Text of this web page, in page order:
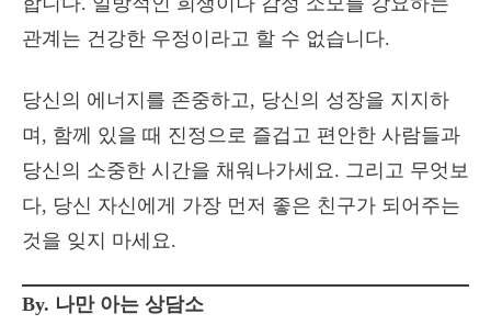
관계는 건강한 우정이라고 할 수 없습니다.
당신의 에너지를 존중하고, 당신의 성장을 지지하
며, 함께 있을 때 진정으로 즐겁고 편안한 사람들과
당신의 소중한 시간을 채워나가세요. 그리고 무엇보
다, 당신 자신에게 가장 먼저 좋은 친구가 되어주는
것을 잊지 마세요.
By. 나만 아는 상담소